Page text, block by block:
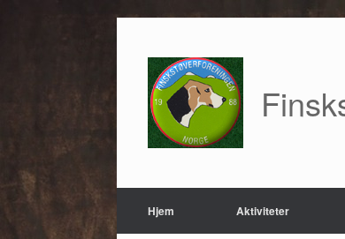
content
Hjem Aktiviteter